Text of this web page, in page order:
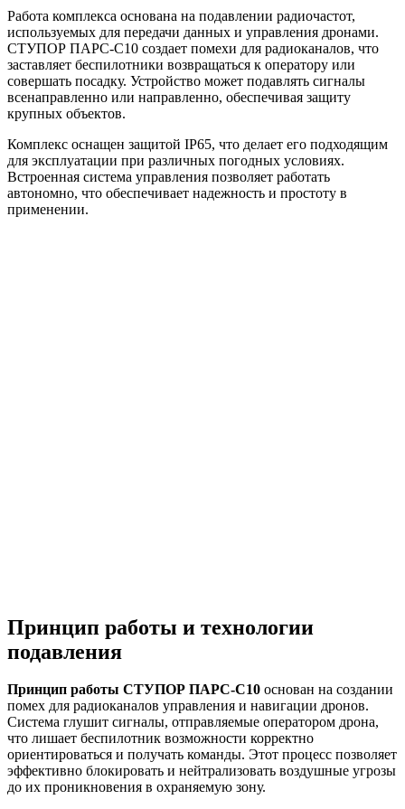
Работа комплекса основана на подавлении радиочастот,
используемых для передачи данных и управления дронами.
СТУПОР ПАРС-С10 создает помехи для радиоканалов, что
заставляет беспилотники возвращаться к оператору или
совершать посадку. Устройство может подавлять сигналы
всенаправленно или направленно, обеспечивая защиту
крупных объектов.
Комплекс оснащен защитой IP65, что делает его подходящим
для эксплуатации при различных погодных условиях.
Встроенная система управления позволяет работать
автономно, что обеспечивает надежность и простоту в
применении.
Принцип работы и технологии
подавления
Принцип работы СТУПОР ПАРС-С10 основан на создании
помех для радиоканалов управления и навигации дронов.
Система глушит сигналы, отправляемые оператором дрона,
что лишает беспилотник возможности корректно
ориентироваться и получать команды. Этот процесс позволяет
эффективно блокировать и нейтрализовать воздушные угрозы
до их проникновения в охраняемую зону.